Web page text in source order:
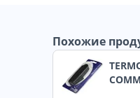
Похожие